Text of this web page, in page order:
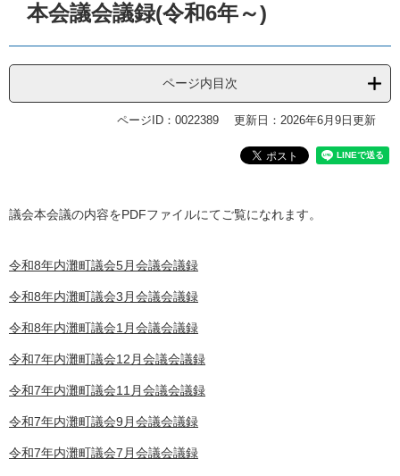
本会議会議録(令和6年～)
ページ内目次
ページID：0022389 更新日：2026年6月9日更新
議会本会議の内容をPDFファイルにてご覧になれます。
令和8年内灘町議会5月会議会議録
令和8年内灘町議会3月会議会議録
令和8年内灘町議会1月会議会議録
令和7年内灘町議会12月会議会議録
令和7年内灘町議会11月会議会議録
令和7年内灘町議会9月会議会議録
令和7年内灘町議会7月会議会議録